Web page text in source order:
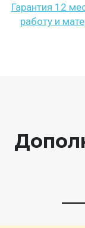
Гарантия 12
работу и